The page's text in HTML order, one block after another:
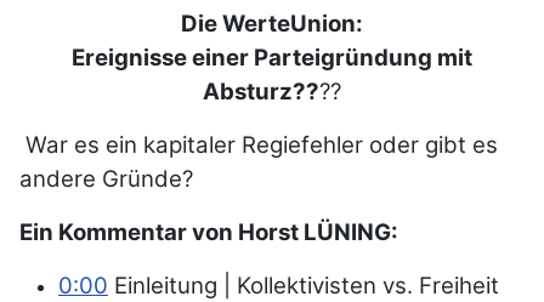
Die WerteUnion:
Ereignisse einer Parteigründung mit
Absturz????
War es ein kapitaler Regiefehler oder gibt es
andere Gründe?
Ein Kommentar von Horst LÜNING:
0:00 Einleitung | Kollektivisten vs. Freiheit